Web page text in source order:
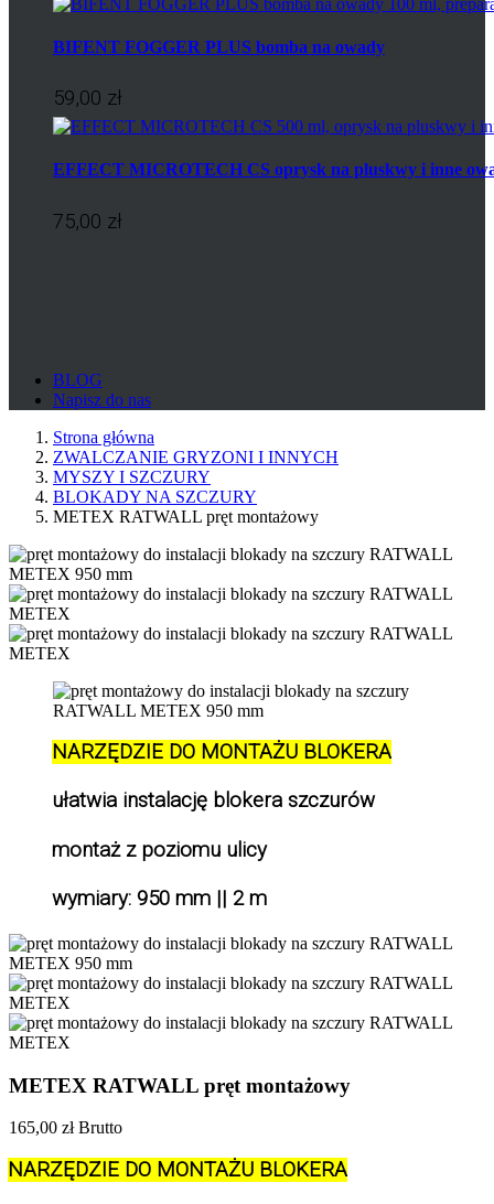
BIFENT FOGGER PLUS bomba na owady
59,00 zł
EFFECT MICROTECH CS oprysk na pluskwy i inne
75,00 zł
BLOG
Napisz do nas
Strona główna
ZWALCZANIE GRYZONI I INNYCH
MYSZY I SZCZURY
BLOKADY NA SZCZURY
METEX RATWALL pręt montażowy
NARZĘDZIE DO MONTAŻU BLOKERA
ułatwia instalację blokera szczurów
montaż z poziomu ulicy
wymiary: 950 mm || 2 m
METEX RATWALL pręt montażowy
165,00 zł Brutto
NARZĘDZIE DO MONTAŻU BLOKERA